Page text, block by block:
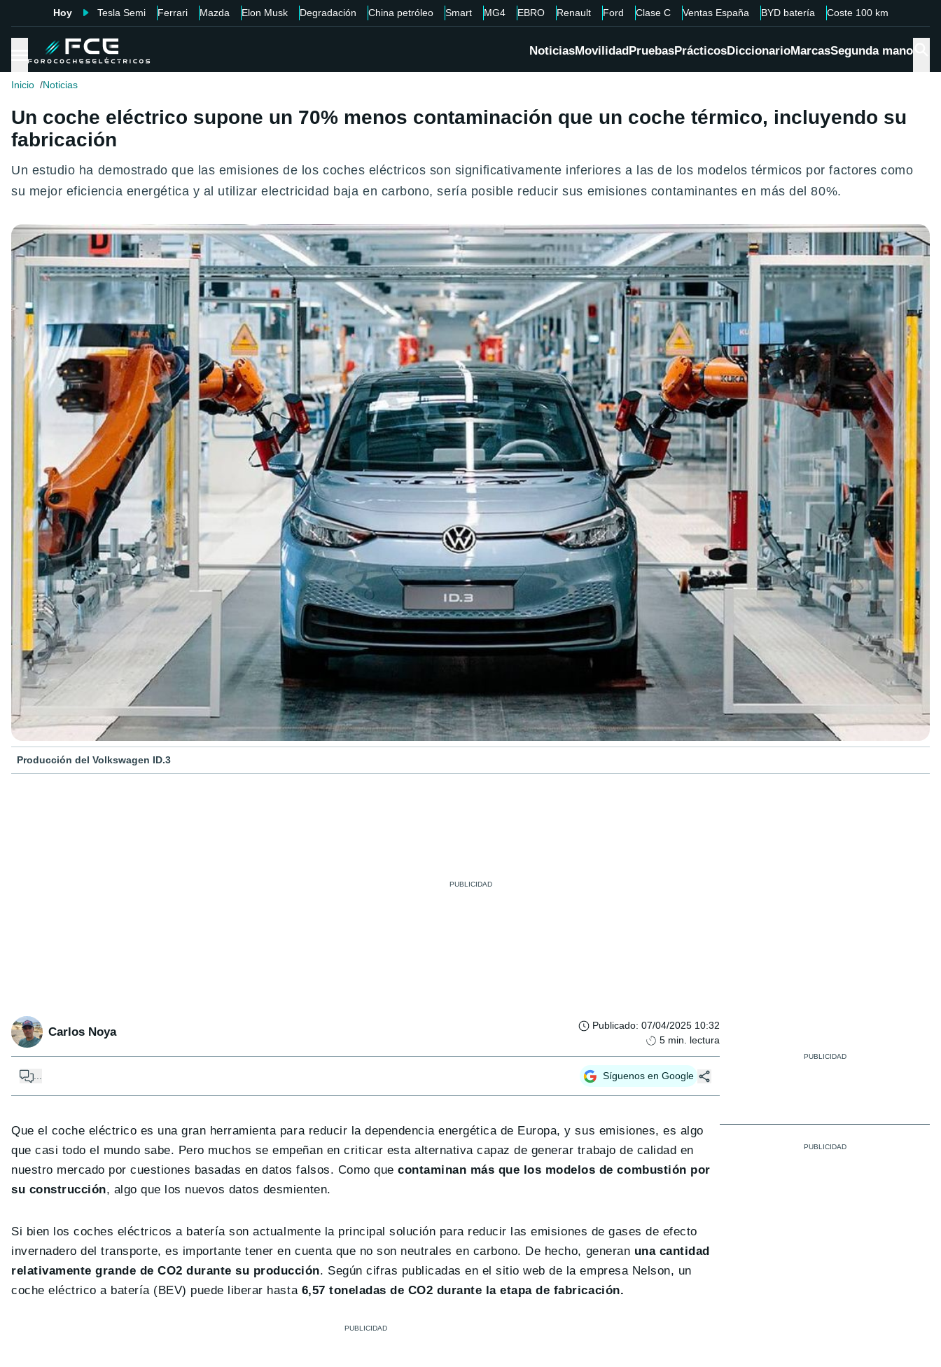
Hoy Tesla Semi Ferrari Mazda Elon Musk Degradación China petróleo Smart MG4 EBRO Renault Ford Clase C Ventas España BYD batería Coste 100 km
NoticiasMovilidadPruebasPrácticosDiccionarioMarcasSegunda mano
Inicio Noticias
Un coche eléctrico supone un 70% menos contaminación que un coche térmico, incluyendo su
fabricación
Un estudio ha demostrado que las emisiones de los coches eléctricos son significativamente inferiores a las de los modelos térmicos por factores como
su mejor eficiencia energética y al utilizar electricidad baja en carbono, sería posible reducir sus emisiones contaminantes en más del 80%.
Producción del Volkswagen ID.3
Carlos Noya Publicado: 07/04/2025 10:32
5 min. lectura
... Síguenos en Google
Que el coche eléctrico es una gran herramienta para reducir la dependencia energética de Europa, y sus emisiones, es algo
que casi todo el mundo sabe. Pero muchos se empeñan en criticar esta alternativa capaz de generar trabajo de calidad en
nuestro mercado por cuestiones basadas en datos falsos. Como quecontaminan más que los modelos de combustión por
su construcción, algo que los nuevos datos desmienten.
Si bien los coches eléctricos a batería son actualmente la principal solución para reducir las emisiones de gases de efecto
invernadero del transporte, es importante tener en cuenta que no son neutrales en carbono. De hecho, generan una cantidad
relativamente grande de CO2 durante su producción. Según cifras publicadas en el sitio web de la empresa Nelson, un
coche eléctrico a batería (BEV) puede liberar hasta6,57 toneladas de CO2 durante la etapa de fabricación.